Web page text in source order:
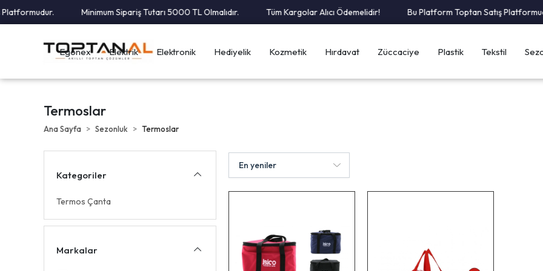
Minimum Sipariş Tutarı 5000 TL Olmalıdır. Tüm Kargolar Alıcı Ödemelidir! Bu Platform Toptan Satış
Egonex Elektrik Elektronik Hediyelik Kozmetik Hırdavat Züccaciye Plastik Tekstil
Termoslar
Ana Sayfa Sezonluk Termoslar
Kategoriler
Termos Çanta
Markalar